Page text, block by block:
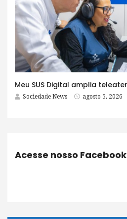
Sociedade News agosto 5, 2026
Acesse nosso Facebook